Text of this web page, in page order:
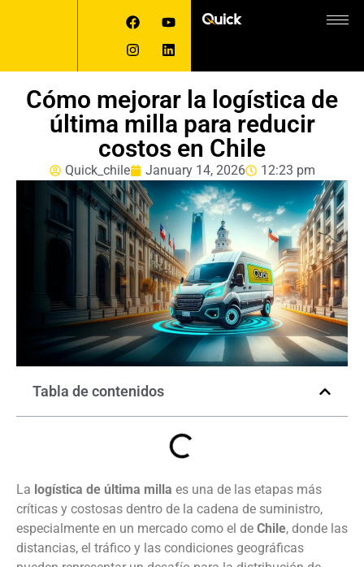
Cómo mejorar la logística de
última milla para reducir
costos en Chile
Quick_chile January 14, 2026 12:23 pm
Tabla de contenidos
La logística de última milla es una de las etapas más
críticas y costosas dentro de la cadena de suministro,
especialmente en un mercado como el de Chile, donde las
distancias, el tráfico y las condiciones geográficas